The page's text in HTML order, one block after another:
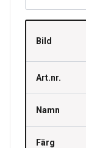
Bild
Art.nr.
Namn
Färg